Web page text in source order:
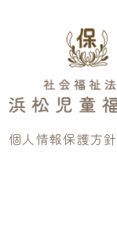
個人情報保護方針